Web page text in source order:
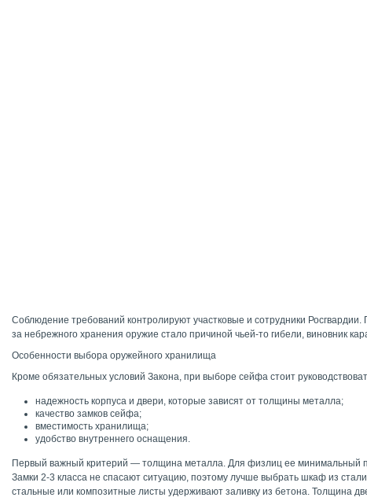
Соблюдение требований контролируют участковые и сотрудники
за небрежного хранения оружие стало причиной чьей-то гибели, виновник
Особенности выбора оружейного хранилища
Кроме обязательных условий Закона, при выборе сейфа стоит
надежность корпуса и двери, которые зависят от толщины металла;
качество замков сейфа;
вместимость хранилища;
удобство внутреннего оснащения.
Первый важный критерий — толщина металла. Для физлиц ее минимальный
Замки 2-3 класса не спасают ситуацию, поэтому лучше выбрать шкаф из
стальные или композитные листы удерживают заливку из бетона. Толщина